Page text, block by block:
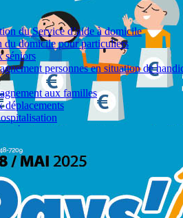
#28
du Service d’aide à domicile
du domicile pour particuliers
séniors
personnes en situation de
aux familles
déplacements
à domicile